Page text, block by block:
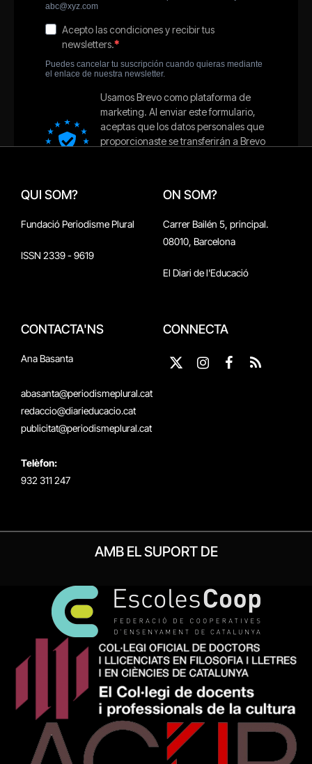
QUI SOM?
Fundació Periodisme Plural
ISSN 2339 - 9619
ON SOM?
Carrer Bailén 5, principal.
08010, Barcelona
El Diari de l'Educació
CONTACTA'NS
Ana Basanta
abasanta@periodismeplural.cat
redaccio@diarieducacio.cat
publicitat@periodismeplural.cat
Telèfon:
932 311 247
CONNECTA
X
Instagram
Facebook
RSS
AMB EL SUPORT DE